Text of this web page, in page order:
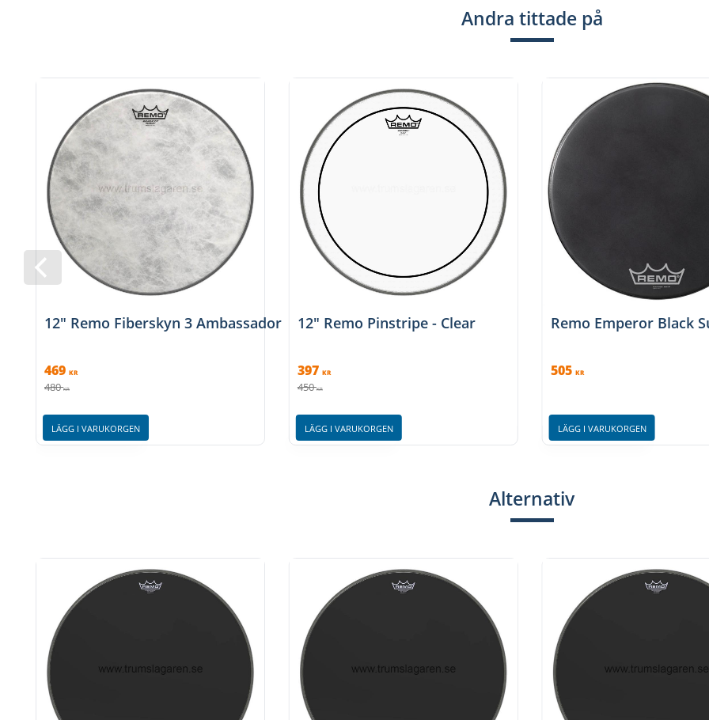
Andra tittade på
12" Remo Fiberskyn 3 Ambassador
469 KR
480 KR
LÄGG I VARUKORGEN
12" Remo Pinstripe - Clear
397 KR
450 KR
LÄGG I VARUKORGEN
Remo Emperor Black
505 KR
LÄGG I VARUKORGEN
Alternativ